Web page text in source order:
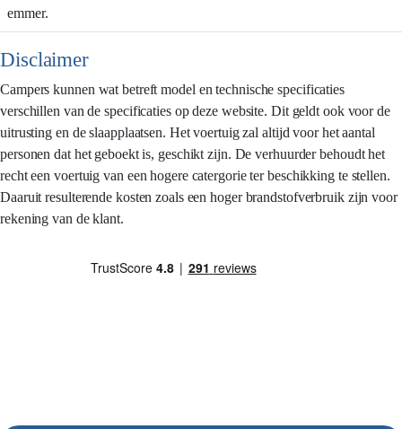
emmer.
Disclaimer
Campers kunnen wat betreft model en technische specificaties
verschillen van de specificaties op deze website. Dit geldt ook voor de
uitrusting en de slaapplaatsen. Het voertuig zal altijd voor het aantal
personen dat het geboekt is, geschikt zijn. De verhuurder behoudt het
recht een voertuig van een hogere catergorie ter beschikking te stellen.
Daaruit resulterende kosten zoals een hoger brandstofverbruik zijn voor
rekening van de klant.